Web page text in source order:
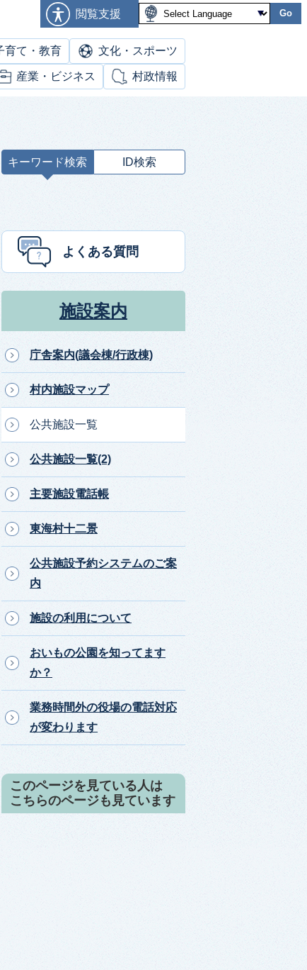
閲覧支援 Go
育て・教育 文化・スポーツ
産業・ビジネス 村政情報
キーワード検索 ID検索
ー
よくある質問
施設案内
庁舎案内(議会棟/行政棟)
村内施設マップ
公共施設一覧
公共施設一覧(2)
主要施設電話帳
東海村十二景
公共施設予約システムのご案
内
施設の利用について
おいもの公園を知ってます
か？
業務時間外の役場の電話対応
が変わります
このページを見ている人は
こちらのページも見ています